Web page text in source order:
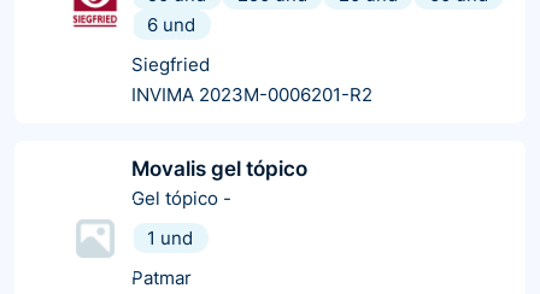
6 und
Siegfried
INVIMA 2023M-0006201-R2
Movalis gel tópico
Gel tópico -
1 und
Patmar